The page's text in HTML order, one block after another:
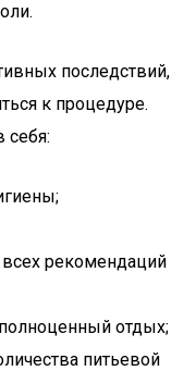
последствий,
к процедуре.
себя:
рекомендаций
отдых;
питьевой